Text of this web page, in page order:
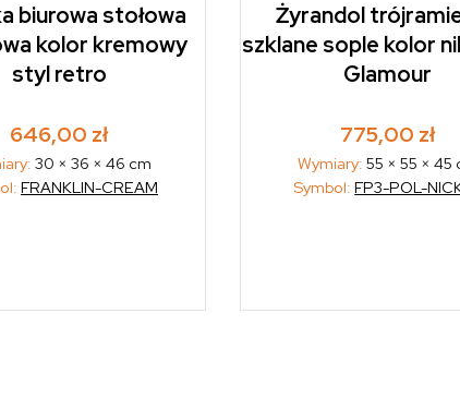
biurowa stołowa
kolor kremowy
styl retro
646,00 zł
30 × 36 × 46 cm
FRANKLIN-CREAM
Żyrandol
szklane sople kolor
Glamour
775,00 zł
Wymiary: 55 × 55 × 45
Symbol:FP3-POL-